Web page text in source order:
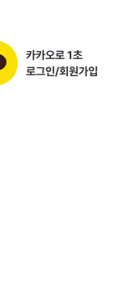
카카오로 1초
로그인/회원가입